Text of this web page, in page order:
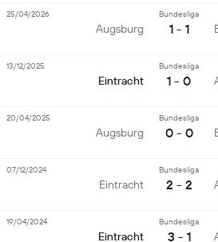
Augsburg
Bundesliga
1 - 1
25/04/2026
Eintracht
Bundesliga
1 - 0
13/12/2025
Augsburg
Bundesliga
0 - 0
20/04/2025
Eintracht
Bundesliga
2 - 2
07/12/2024
Eintracht
Bundesliga
3 - 1
19/04/2024